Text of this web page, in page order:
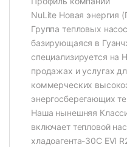
NuLite Новая энергия
Группа тепловых
базирующаяся в
специализируется на
продажах и услугах
коммерческих
энергосберегающих
Наша нынешняя
включает тепловой
хладоагента-30C EVI